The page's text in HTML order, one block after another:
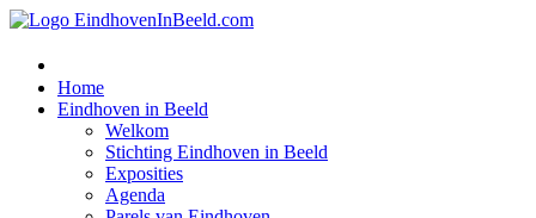
Home
Eindhoven in Beeld
Welkom
Stichting Eindhoven in Beeld
Exposities
Agenda